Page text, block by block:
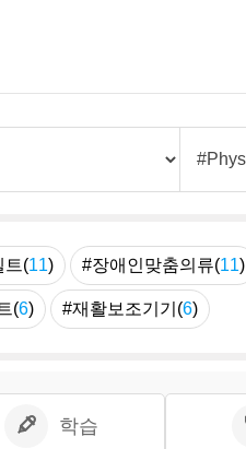
트(11) #장애인맞춤의류(11)
(6) #재활보조기기(6)
학습